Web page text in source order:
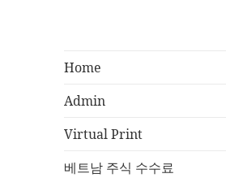
Home
Admin
Virtual Print
베트남 주식 수수료